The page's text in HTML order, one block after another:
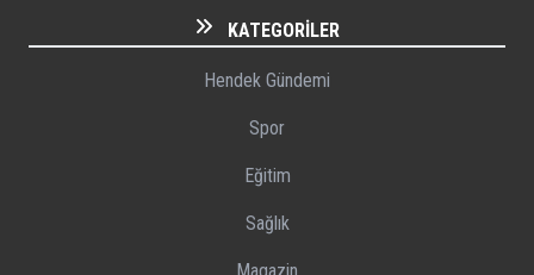
KATEGORILER
Hendek Gündemi
Spor
Eğitim
Sağlık